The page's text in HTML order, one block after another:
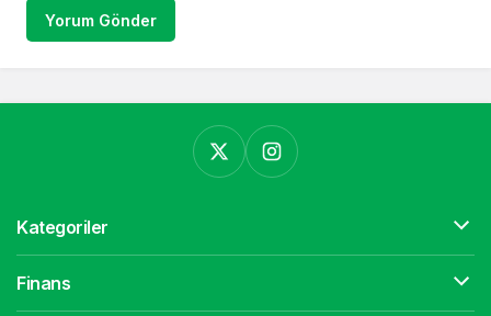
Yorum Gönder
Kategoriler
Finans